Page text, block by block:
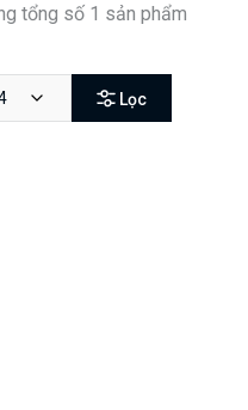
tổng số 1 sản phẩm
Lọc